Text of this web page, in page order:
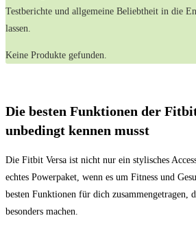
Testberichte und allgemeine Beliebtheit in die
lassen.
Keine Produkte gefunden.
Die besten Funktionen der
⁣unbedingt kennen musst
Die Fitbit Versa⁣ ist nicht ‌nur ein ⁤stylisches
echtes Powerpaket, wenn es um Fitness und
besten Funktionen für dich zusammengetragen,
besonders machen.